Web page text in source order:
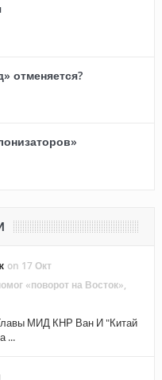
отменяется?
on 17 Окт
«поворот на Восток»,
МИД КНР Ван И "Китай
...